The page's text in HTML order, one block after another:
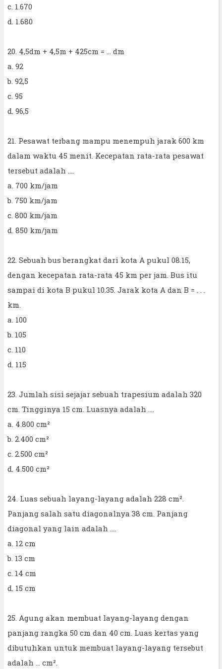
c. 1.670
d. 1.680
20. 4,5dm + 4,5m + 425cm = ... dm
a. 92
b. 92,5
c. 95
d. 96,5
21. Pesawat terbang mampu menempuh jarak 600 km
dalam waktu 45 menit. Kecepatan rata-rata pesawat
tersebut adalah ....
a. 700 km/jam
b. 750 km/jam
c. 800 km/jam
d. 850 km/jam
22. Sebuah bus berangkat dari kota A pukul 08.15,
dengan kecepatan rata-rata 45 km per jam. Bus itu
sampai di kota B pukul 10.35. Jarak kota A dan B = . . .
km.
a. 100
b. 105
c. 110
d. 115
23. Jumlah sisi sejajar sebuah trapesium adalah 320
cm. Tingginya 15 cm. Luasnya adalah ....
a. 4.800 cm²
b. 2.400 cm²
c. 2.500 cm²
d. 4.500 cm²
24. Luas sebuah layang-layang adalah 228 cm².
Panjang salah satu diagonalnya 38 cm. Panjang
diagonal yang lain adalah ....
a. 12 cm
b. 13 cm
c. 14 cm
d. 15 cm
25. Agung akan membuat layang-layang dengan
panjang rangka 50 cm dan 40 cm. Luas kertas yang
dibutuhkan untuk membuat layang-layang tersebut
adalah ... cm².